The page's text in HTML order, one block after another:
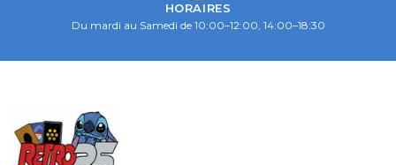
HORAIRES
Du mardi au Samedi de 10:00–12:00, 14:00–18:30